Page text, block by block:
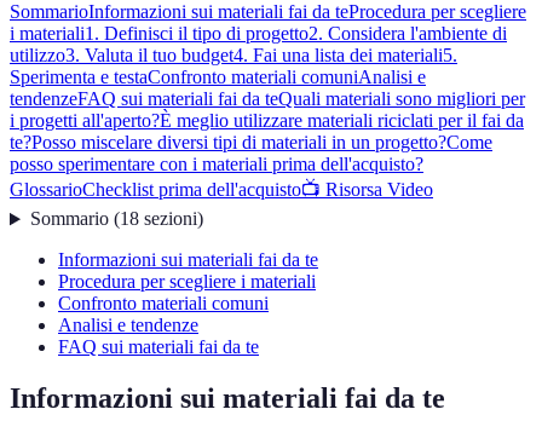
SommarioInformazioni sui materiali fai da teProcedura per scegliere
i materiali1. Definisci il tipo di progetto2. Considera l'ambiente di
utilizzo3. Valuta il tuo budget4. Fai una lista dei materiali5.
Sperimenta e testaConfronto materiali comuniAnalisi e
tendenzeFAQ sui materiali fai da teQuali materiali sono migliori per
i progetti all'aperto?È meglio utilizzare materiali riciclati per il fai da
te?Posso miscelare diversi tipi di materiali in un progetto?Come
posso sperimentare con i materiali prima dell'acquisto?
GlossarioChecklist prima dell'acquisto📺 Risorsa Video
Sommario(18 sezioni)
Informazioni sui materiali fai da te
Procedura per scegliere i materiali
Confronto materiali comuni
Analisi e tendenze
FAQ sui materiali fai da te
Informazioni sui materiali fai da te